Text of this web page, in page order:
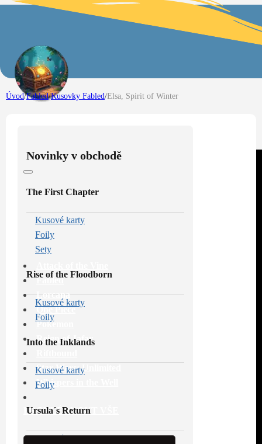
Fabled
Lorcana
One Piece
Pokémon
Reign of Jafar
Star Wars: Unlimited
Whispers in the Well
PROHLÉDNOUT VŠE
Search
Úvod/Fabled/Kusovky Fabled/Elsa, Spirit of Winter
Novinky v obchodě
The First Chapter
Kusové karty
Foily
Sety
Rise of the Floodborn
Kusové karty
Foily
Into the Inklands
Kusové karty
Foily
Ursula´s Return
Kusové karty